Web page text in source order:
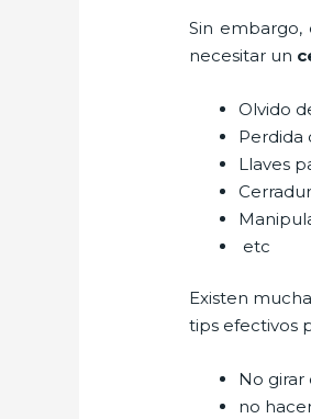
Sin
necesitar un
Olvido
Perdida
Llaves
etc
Existen
tips efectivos
No girar
no